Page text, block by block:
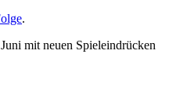
.
mit neuen Spieleindrücken